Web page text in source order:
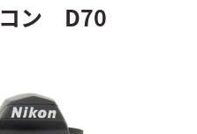
ン D70